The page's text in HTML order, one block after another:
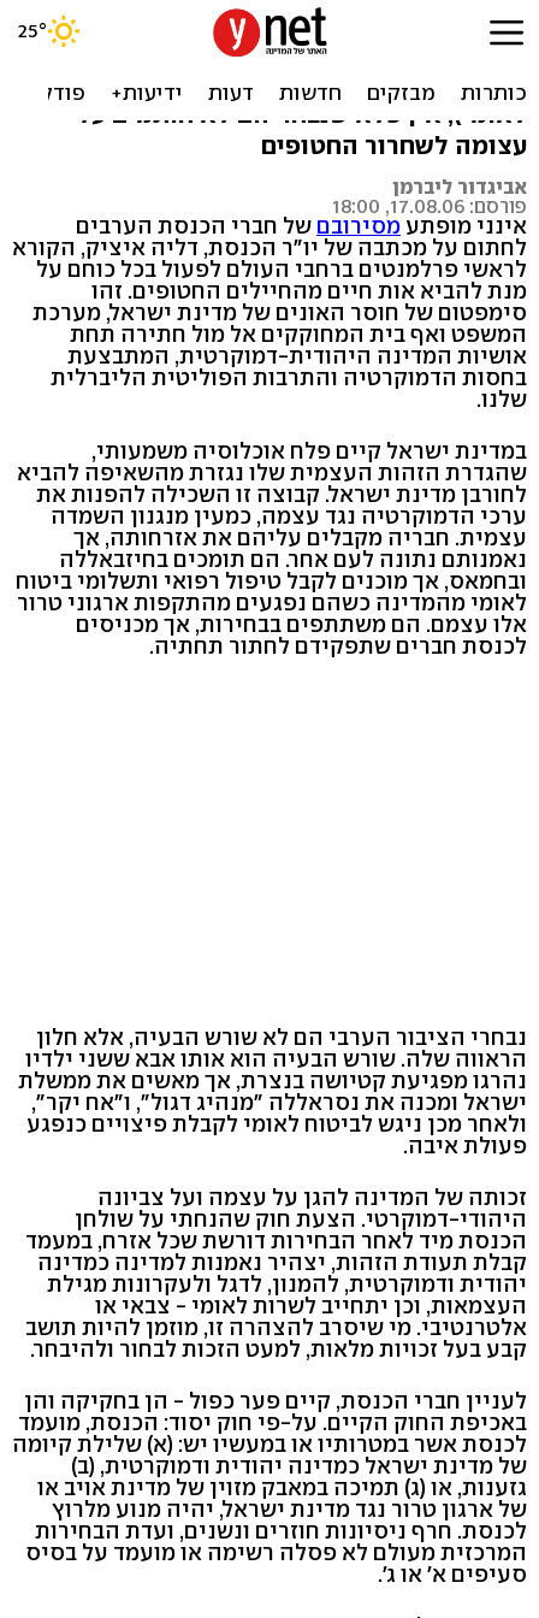
גבול הנאמנות
כשמצביעים מריעים לנסראללה (ורצים לביטוח
לאומי), אין פלא שנבחריהם לא חותמים על
עצומה לשחרור החטופים
אביגדור ליברמן
פורסם: 17.08.06, 18:00
אינני מופתע מסירובם של חברי הכנסת הערבים
לחתום על מכתבה של יו"ר הכנסת, דליה איציק, הקורא
לראשי פרלמנטים ברחבי העולם לפעול בכל כוחם על
מנת להביא אות חיים מהחיילים החטופים. זהו
סימפטום של חוסר האונים של מדינת ישראל, מערכת
המשפט ואף בית המחוקקים אל מול חתירה תחת
אושיות המדינה היהודית-דמוקרטית, המתבצעת
בחסות הדמוקרטיה והתרבות הפוליטית הליברלית
שלנו.
במדינת ישראל קיים פלח אוכלוסיה משמעותי,
שהגדרת הזהות העצמית שלו נגזרת מהשאיפה להביא
לחורבן מדינת ישראל. קבוצה זו השכילה להפנות את
ערכי הדמוקרטיה נגד עצמה, כמעין מנגנון השמדה
עצמית. חבריה מקבלים עליהם את אזרחותה, אך
נאמנותם נתונה לעם אחר. הם תומכים בחיזבאללה
ובחמאס, אך מוכנים לקבל טיפול רפואי ותשלומי ביטוח
לאומי מהמדינה כשהם נפגעים מהתקפות ארגוני טרור
אלו עצמם. הם משתתפים בבחירות, אך מכניסים
לכנסת חברים שתפקידם לחתור תחתיה.
נבחרי הציבור הערבי הם לא שורש הבעיה, אלא חלון
הראווה שלה. שורש הבעיה הוא אותו אבא ששני ילדיו
נהרגו מפגיעת קטיושה בנצרת, אך מאשים את ממשלת
ישראל ומכנה את נסראללה "מנהיג דגול", ו"אח יקר",
ולאחר מכן ניגש לביטוח לאומי לקבלת פיצויים כנפגע
פעולת איבה.
זכותה של המדינה להגן על עצמה ועל צביונה
היהודי-דמוקרטי. הצעת חוק שהנחתי על שולחן
הכנסת מיד לאחר הבחירות דורשת שכל אזרח, במעמד
קבלת תעודת הזהות, יצהיר נאמנות למדינה כמדינה
יהודית ודמוקרטית, להמנון, לדגל ולעקרונות מגילת
העצמאות, וכן יתחייב לשרות לאומי - צבאי או
אלטרנטיבי. מי שיסרב להצהרה זו, מוזמן להיות תושב
קבע בעל זכויות מלאות, למעט הזכות לבחור ולהיבחר.
לעניין חברי הכנסת, קיים פער כפול - הן בחקיקה והן
באכיפת החוק הקיים. על-פי חוק יסוד: הכנסת, מועמד
לכנסת אשר במטרותיו או במעשיו יש: (א) שלילת קיומה
של מדינת ישראל כמדינה יהודית ודמוקרטית, (ב)
גזענות, או (ג) תמיכה במאבק מזוין של מדינת אויב או
של ארגון טרור נגד מדינת ישראל, יהיה מנוע מלרוץ
לכנסת. חרף ניסיונות חוזרים ונשנים, ועדת הבחירות
המרכזית מעולם לא פסלה רשימה או מועמד על בסיס
סעיפים א' או ג'.